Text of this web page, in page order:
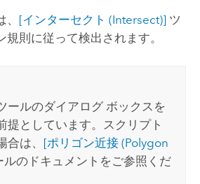
[インターセクト (Intersect)]ツ
則に従って検出されます。
ールのダイアログ ボックスを
提としています。スクリプト
は、 [ポリゴン近接 (Polygon
ルのドキュメントをご参照くだ